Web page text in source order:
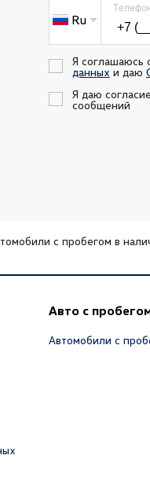
Ru
Я соглашаюсь
данных и даю
Я даю
сообщений
с пробегом в
Авто с
Автомобили с